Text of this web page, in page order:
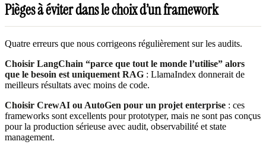
Pièges à éviter dans le choix d’un framework
Quatre erreurs que nous corrigeons régulièrement sur les audits.
Choisir LangChain “parce que tout le monde l’utilise” alors
que le besoin est uniquement RAG : LlamaIndex donnerait de
meilleurs résultats avec moins de code.
Choisir CrewAI ou AutoGen pour un projet enterprise : ces
frameworks sont excellents pour prototyper, mais ne sont pas conçus
pour la production sérieuse avec audit, observabilité et state
management.